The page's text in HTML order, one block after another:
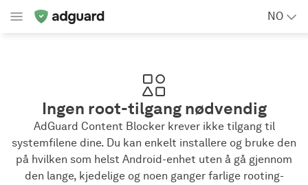
NO
Ingen root-tilgang nødvendig
AdGuard Content Blocker krever ikke tilgang til
systemfilene dine. Du kan enkelt installere og bruke den
på hvilken som helst Android-enhet uten å gå gjennom
den lange, kjedelige og noen ganger farlige rooting-